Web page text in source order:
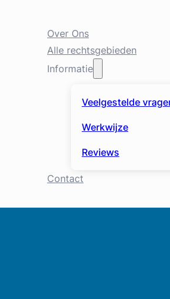
Over Ons
Alle rechtsgebieden
Informatie
Veelgestelde
Werkwijze
Reviews
Contact